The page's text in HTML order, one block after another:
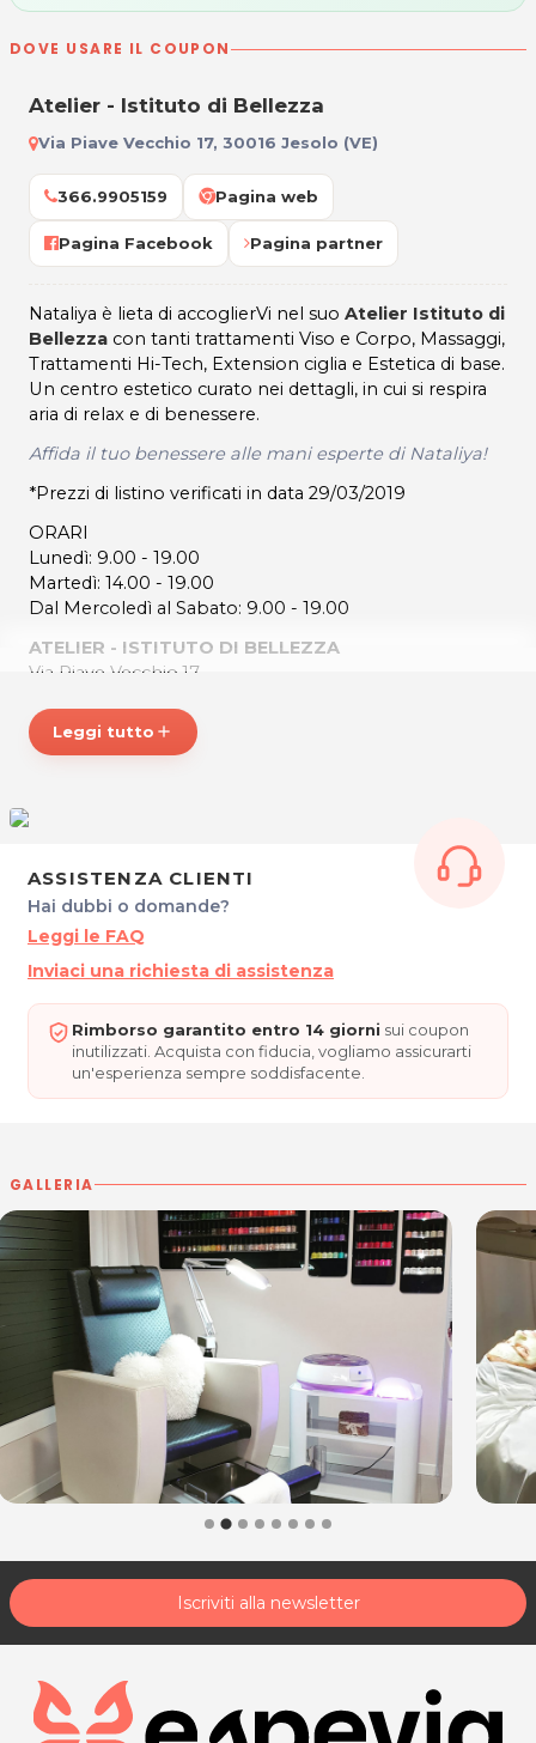
DOVE USARE IL COUPON
Atelier - Istituto di Bellezza
Via Piave Vecchio 17, 30016 Jesolo (VE)
366.9905159 Pagina web
Pagina Facebook Pagina partner
Nataliya è lieta di accoglierVi nel suo Atelier Istituto di
Bellezza con tanti trattamenti Viso e Corpo, Massaggi,
Trattamenti Hi-Tech, Extension ciglia e Estetica di base.
Un centro estetico curato nei dettagli, in cui si respira
aria di relax e di benessere.
Affida il tuo benessere alle mani esperte di Nataliya!
*Prezzi di listino verificati in data 29/03/2019
ORARI
Lunedì: 9.00 - 19.00
Martedì: 14.00 - 19.00
Dal Mercoledì al Sabato: 9.00 - 19.00
ATELIER - ISTITUTO DI BELLEZZA
Via Piave Vecchio,17
Tel. 3669905159
P.IVA 04535990271
Leggi tutto add
ASSISTENZA CLIENTI
Hai dubbi o domande?
Leggi le FAQ
Inviaci una richiesta di assistenza
Rimborso garantito entro 14 giorni sui coupon
inutilizzati. Acquista con fiducia, vogliamo assicurarti
un'esperienza sempre soddisfacente.
GALLERIA
Iscriviti alla newsletter